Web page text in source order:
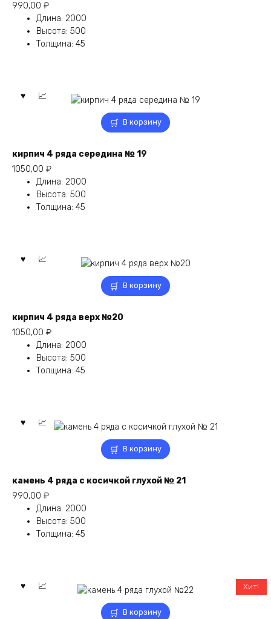
990,00 ₽
Длина: 2000
Высота: 500
Толщина: 45
В корзину
кирпич 4 ряда середина № 19
1050,00 ₽
Длина: 2000
Высота: 500
Толщина: 45
В корзину
кирпич 4 ряда верх №20
1050,00 ₽
Длина: 2000
Высота: 500
Толщина: 45
В корзину
камень 4 ряда с косичкой глухой № 21
990,00 ₽
Длина: 2000
Высота: 500
Толщина: 45
В корзину
Хит!